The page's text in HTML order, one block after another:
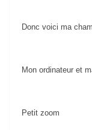
Donc voici ma
Mon ordinateur et
Petit zoom